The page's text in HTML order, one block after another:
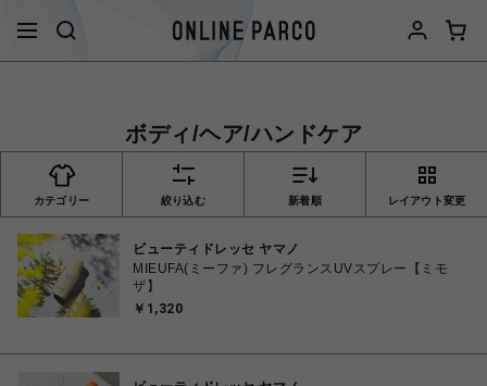
ボディ/ヘア/ハンドケア
カテゴリー 絞り込む 新着順 レイアウト変更
ビューティドレッセ ヤマノ
MIEUFA(ミーファ) フレグランスUVスプレー【ミモ
ザ】
￥1,320